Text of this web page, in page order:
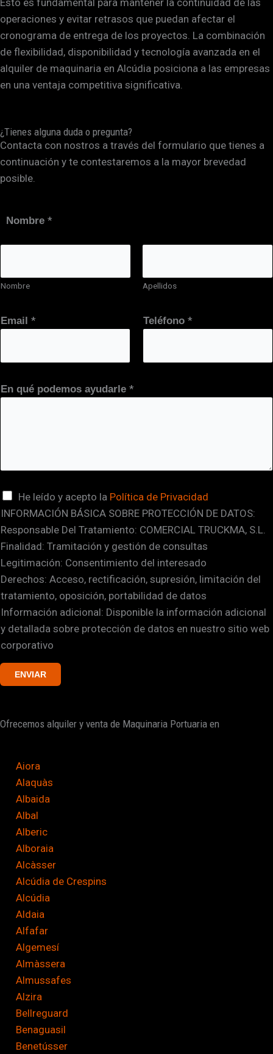
operaciones y evitar retrasos que puedan afectar el
cronograma de entrega de los proyectos. La combinación
de flexibilidad, disponibilidad y tecnología avanzada en el
alquiler de maquinaria en Alcúdia posiciona a las empresas
en una ventaja competitiva significativa.
¿Tienes alguna duda o pregunta?
Contacta con nostros a través del formulario que tienes a
continuación y te contestaremos a la mayor brevedad
posible.
Nombre *
Nombre Apellidos
Email * Teléfono *
En qué podemos ayudarle *
e
d
e
E
n
a
s
i
l
l
a
s
d
e
v
f
He leído y acepto la Política de Privacidad
INFORMACIÓN BÁSICA SOBRE PROTECCIÓN DE DATOS:
Responsable Del Tratamiento: COMERCIAL TRUCKMA, S.L.
Finalidad: Tramitación y gestión de consultas
Legitimación: Consentimiento del interesado
Derechos: Acceso, rectificación, supresión, limitación del
tratamiento, oposición, portabilidad de datos
Información adicional: Disponible la información adicional
y detallada sobre protección de datos en nuestro sitio web
corporativo
ENVIAR
Ofrecemos alquiler y venta de Maquinaria Portuaria en
Aiora
Alaquàs
Albaida
Albal
Alberic
Alboraia
Alcàsser
Alcúdia de Crespins
Alcúdia
Aldaia
Alfafar
Algemesí
Almàssera
Almussafes
Alzira
Bellreguard
Benaguasil
Benetússer